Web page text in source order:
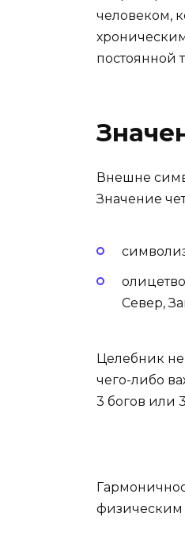
человеком,
постоянной
Внешне
Значение
Север,
Целебник
чего-либо
3 богов или
физическим